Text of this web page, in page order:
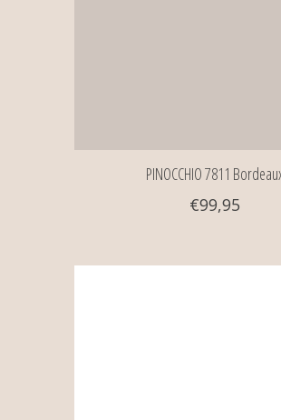
PINOCCHIO 7811
€99,95